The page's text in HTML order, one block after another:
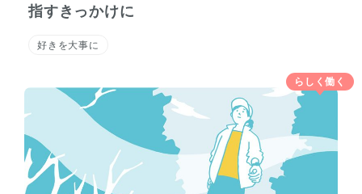
指すきっかけに
好きを大事に
らしく働く